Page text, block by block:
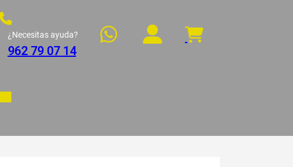
¿Necesitas ayuda?
962 79 07 14